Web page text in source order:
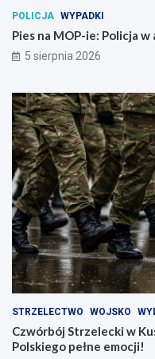
POLICJA WYPADKI
Pies na MOP-ie: Policja
5 sierpnia 2026
STRZELECTWO WOJSKO
Czwórbój Strzelecki w
Polskiego pełne emocji!